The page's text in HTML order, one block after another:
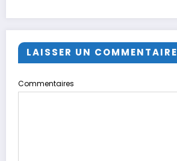
LAISSER UN COMMENTAIRE
Commentaires